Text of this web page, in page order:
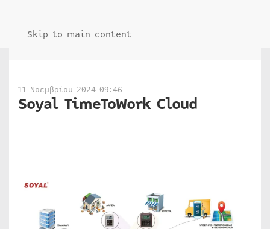
Skip to main content
11 Νοεμβρίου 2024 09:46
Soyal TimeToWork Cloud